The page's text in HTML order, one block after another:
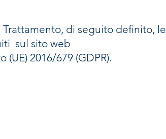
di seguito definito, le
sul sito web
2016/679 (GDPR).